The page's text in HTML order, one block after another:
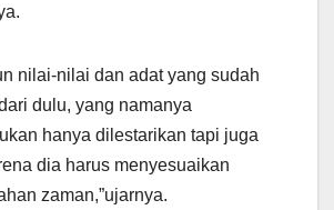
nilai-nilai dan adat yang sudah
dulu, yang namanya
hanya dilestarikan tapi juga
dia harus menyesuaikan
zaman,”ujarnya.